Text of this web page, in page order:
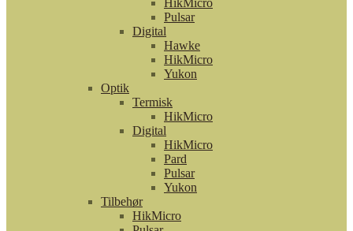
HikMicro
Pulsar
Digital
Hawke
HikMicro
Yukon
Optik
Termisk
HikMicro
Digital
HikMicro
Pard
Pulsar
Yukon
Tilbehør
HikMicro